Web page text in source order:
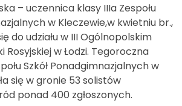
– uczennica klasy IIIa Zespołu
w Kleczewie,w kwietniu br.,
do udziału w III Ogólnopolskim
Rosyjskiej w Łodzi. Tegoroczna
Szkół Ponadgimnazjalnych w
się w gronie 53 solistów
ponad 400 zgłoszonych.